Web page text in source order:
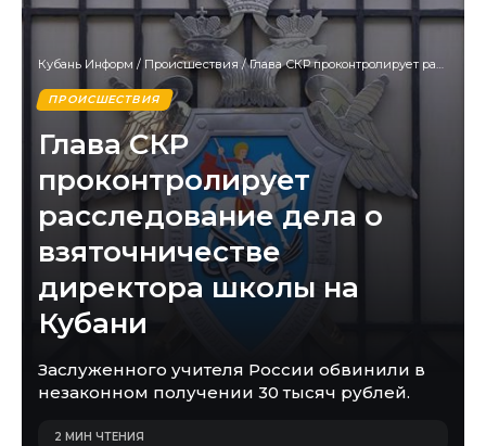
Кубань Информ / Происшествия/Глава СКР проконтролирует расследование дела о взяточничестве директора школы на Кубани
ПРОИСШЕСТВИЯ
Глава СКР
проконтролирует
расследование дела о
взяточничестве
директора школы на
Кубани
Заслуженного учителя России обвинили в
незаконном получении 30 тысяч рублей.
2 МИН ЧТЕНИЯ